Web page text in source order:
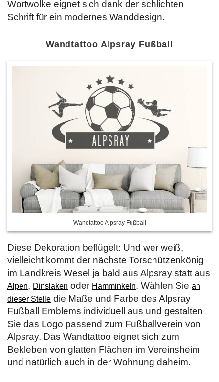
Wortwolke eignet sich dank der schlichten
Schrift für ein modernes Wanddesign.
Wandtattoo Alpsray Fußball
Wandtattoo Alpsray Fußball
Diese Dekoration beflügelt: Und wer weiß,
vielleicht kommt der nächste Torschützenkönig
im Landkreis Wesel ja bald aus Alpsray statt aus
Alpen, Dinslaken oder Hamminkeln. Wählen Sie an
dieser Stelle die Maße und Farbe des Alpsray
Fußball Emblems individuell aus und gestalten
Sie das Logo passend zum Fußballverein von
Alpsray. Das Wandtattoo eignet sich zum
Bekleben von glatten Flächen im Vereinsheim
und natürlich auch in der Wohnung daheim.